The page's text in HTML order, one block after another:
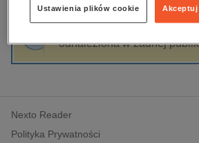
edukacja
hobby, sport, rozrywka
komputery, internet,
polityka, społeczno-informacyjne
psychologiczne
odnaleziona w żadnej
Nexto Reader
Polityka Prywatności
Ustawienia plików cookie